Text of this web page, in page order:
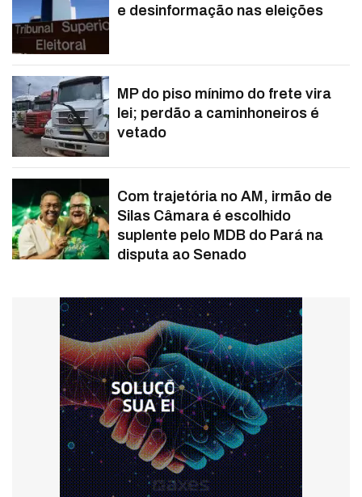
e desinformação nas eleições
MP do piso mínimo do frete vira
lei; perdão a caminhoneiros é
vetado
Com trajetória no AM, irmão de
Silas Câmara é escolhido
suplente pelo MDB do Pará na
disputa ao Senado